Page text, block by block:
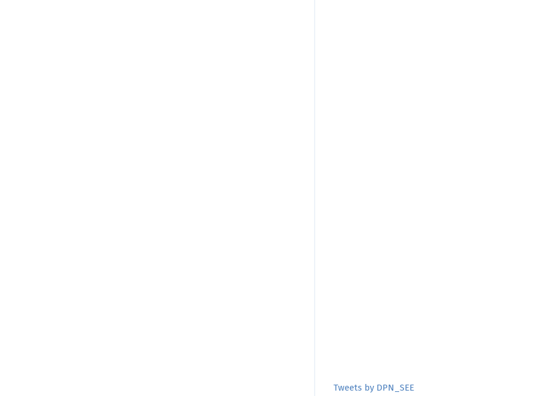
Tweets by DPN_SEE